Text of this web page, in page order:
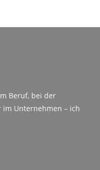
Beruf, bei der
Unternehmen – ich